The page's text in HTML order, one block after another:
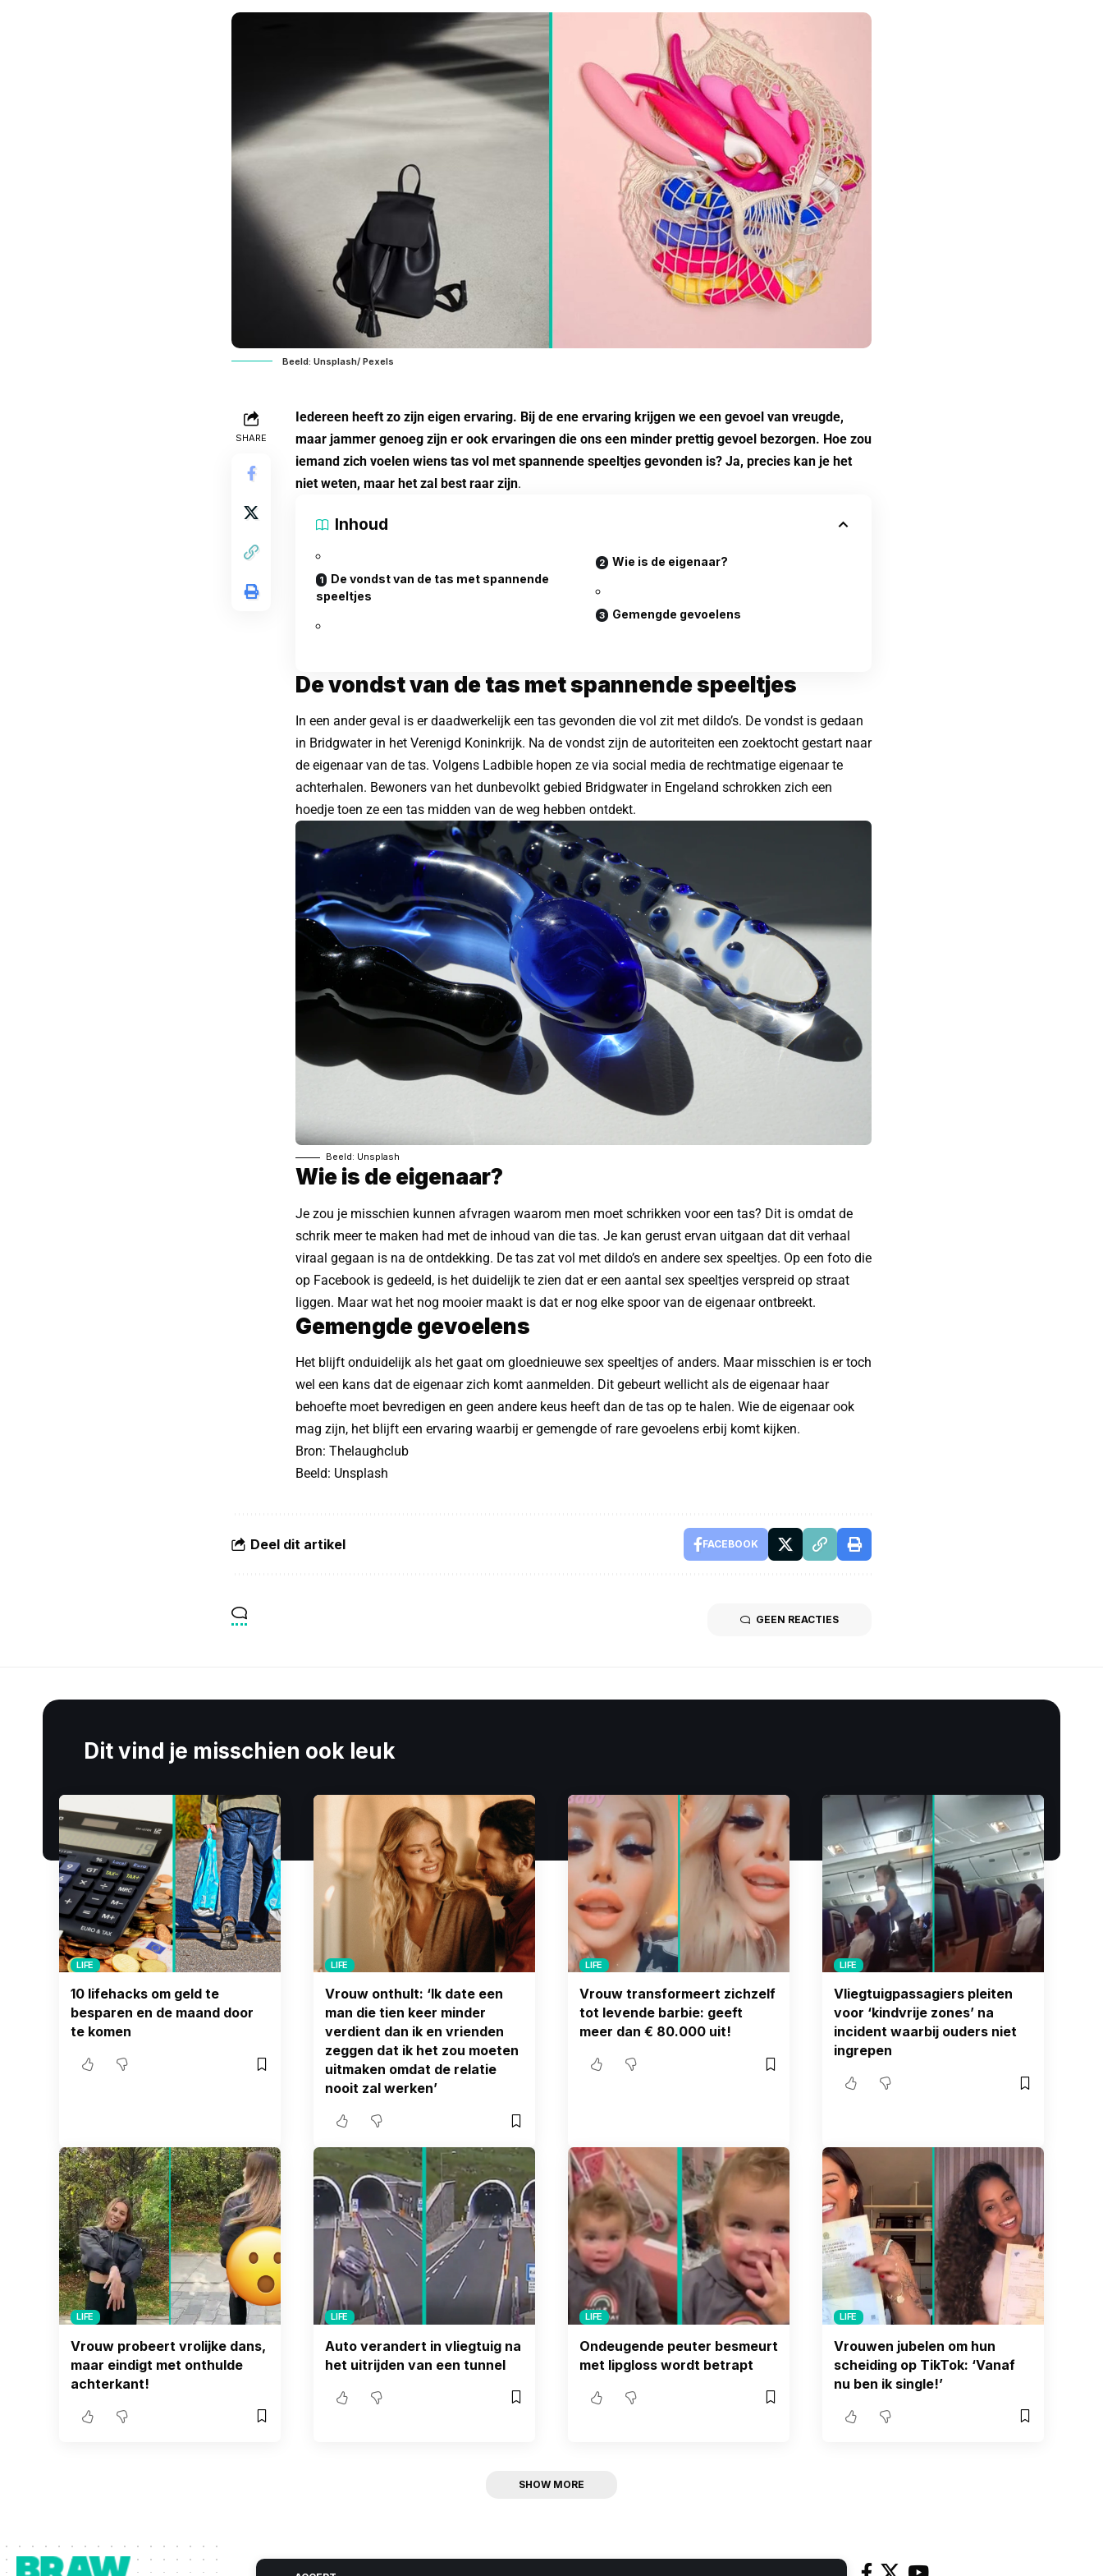
Beeld: Unsplash/ Pexels
SHARE
Iedereen heeft zo zijn eigen ervaring. Bij de ene ervaring krijgen we een gevoel van vreugde,
maar jammer genoeg zijn er ook ervaringen die ons een minder prettig gevoel bezorgen. Hoe zou
iemand zich voelen wiens tas vol met spannende speeltjes gevonden is? Ja, precies kan je het
niet weten, maar het zal best raar zijn.
Inhoud
De vondst van de tas met spannende
speeltjes
Wie is de eigenaar?
Gemengde gevoelens
De vondst van de tas met spannende speeltjes
In een ander geval is er daadwerkelijk een tas gevonden die vol zit met dildo’s. De vondst is gedaan
in Bridgwater in het Verenigd Koninkrijk. Na de vondst zijn de autoriteiten een zoektocht gestart naar
de eigenaar van de tas. Volgens Ladbible hopen ze via social media de rechtmatige eigenaar te
achterhalen. Bewoners van het dunbevolkt gebied Bridgwater in Engeland schrokken zich een
hoedje toen ze een tas midden van de weg hebben ontdekt.
Beeld: Unsplash
Wie is de eigenaar?
Je zou je misschien kunnen afvragen waarom men moet schrikken voor een tas? Dit is omdat de
schrik meer te maken had met de inhoud van die tas. Je kan gerust ervan uitgaan dat dit verhaal
viraal gegaan is na de ontdekking. De tas zat vol met dildo’s en andere sex speeltjes. Op een foto die
op Facebook is gedeeld, is het duidelijk te zien dat er een aantal sex speeltjes verspreid op straat
liggen. Maar wat het nog mooier maakt is dat er nog elke spoor van de eigenaar ontbreekt.
Gemengde gevoelens
Het blijft onduidelijk als het gaat om gloednieuwe sex speeltjes of anders. Maar misschien is er toch
wel een kans dat de eigenaar zich komt aanmelden. Dit gebeurt wellicht als de eigenaar haar
behoefte moet bevredigen en geen andere keus heeft dan de tas op te halen. Wie de eigenaar ook
mag zijn, het blijft een ervaring waarbij er gemengde of rare gevoelens erbij komt kijken.
Bron: Thelaughclub
Beeld: Unsplash
Deel dit artikel FACEBOOK
GEEN REACTIES
Dit vind je misschien ook leuk
LIFE
10 lifehacks om geld te
besparen en de maand door
te komen
LIFE
Vrouw onthult: ‘Ik date een
man die tien keer minder
verdient dan ik en vrienden
zeggen dat ik het zou moeten
uitmaken omdat de relatie
nooit zal werken’
LIFE
Vrouw transformeert zichzelf
tot levende barbie: geeft
meer dan € 80.000 uit!
LIFE
Vliegtuigpassagiers pleiten
voor ‘kindvrije zones’ na
incident waarbij ouders niet
ingrepen
LIFE
Vrouw probeert vrolijke dans,
maar eindigt met onthulde
achterkant!
LIFE
Auto verandert in vliegtuig na
het uitrijden van een tunnel
LIFE
Ondeugende peuter besmeurt
met lipgloss wordt betrapt
LIFE
Vrouwen jubelen om hun
scheiding op TikTok: ‘Vanaf
nu ben ik single!’
SHOW MORE